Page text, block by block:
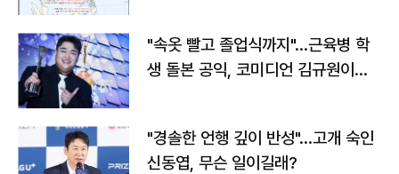
"속옷 빨고 졸업식까지"…근육병 학
생 돌본 공익, 코미디언 김규원이었
"경솔한 언행 깊이 반성"…고개 숙인
신동엽, 무슨 일이길래?